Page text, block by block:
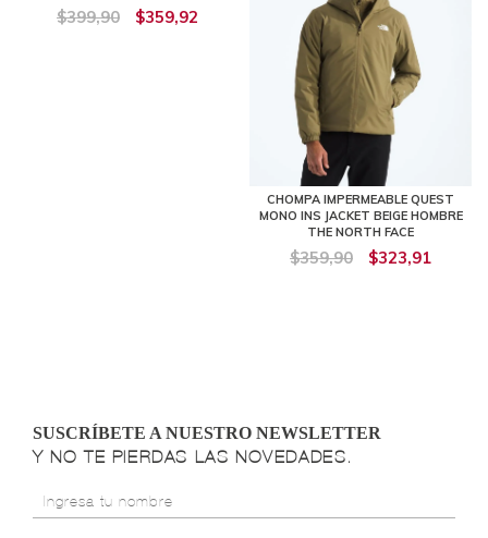
$399,90 $359,92
CHOMPA IMPERMEABLE QUEST
MONO INS JACKET BEIGE HOMBRE
THE NORTH FACE
$359,90 $323,91
SUSCRÍBETE A NUESTRO NEWSLETTER
Y NO TE PIERDAS LAS NOVEDADES.